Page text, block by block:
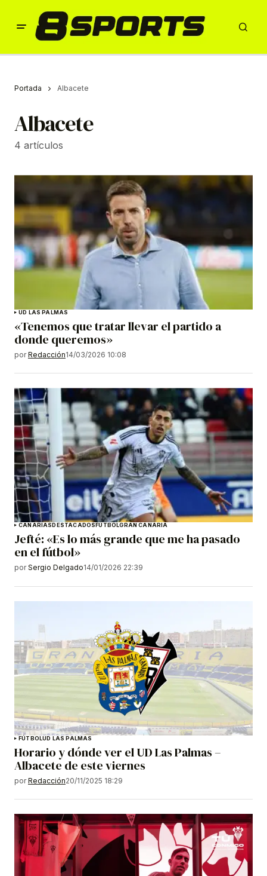
Portada Albacete
Albacete
4 artículos
UD LAS PALMAS
«Tenemos que tratar llevar el partido a
donde queremos»
por Redacción14/03/2026 10:08
CANARIAS DESTACADOS FÚTBOLGRAN CANARIA
Jefté: «Es lo más grande que me ha pasado
en el fútbol»
por Sergio Delgado14/01/2026 22:39
FÚTBOLUD LAS PALMAS
Horario y dónde ver el UD Las Palmas –
Albacete de este viernes
por Redacción20/11/2025 18:29